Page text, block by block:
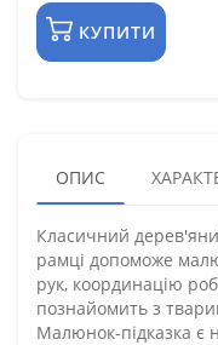
КУПИТИ
ОПИС
Класичний
рамці допоможе
рук, координацію
познайомить з
Малюнок-підказка є